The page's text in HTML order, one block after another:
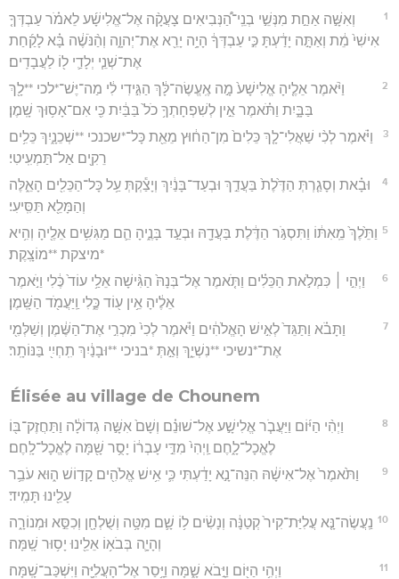
1
וְאִשָּׁ֣ה אַחַ֣ת מִנְּשֵׁ֣י בְנֵֽי־הַ֠נְּבִיאִים צָעֲקָ֨ה אֶל־אֱלִישָׁ֜ע לֵאמֹ֗ר עַבְדְּךָ֤
אִישִׁי֙ מֵ֔ת וְאַתָּ֣ה יָדַ֔עְתָּ כִּ֣י עַבְדְּךָ֔ הָיָ֥ה יָרֵ֖א אֶת־יְהוָ֑ה וְהַ֨נֹּשֶׁ֔ה בָּ֗א לָקַ֜חַת
אֶת־שְׁנֵ֧י יְלָדַ֛י ל֖וֹ לַעֲבָדִֽים׃
2
וַיֹּ֨אמֶר אֵלֶ֤יהָ אֱלִישָׁע֙ מָ֣ה אֶֽעֱשֶׂה־לָּ֔ךְ הַגִּ֣ידִי לִ֔י מַה־יֶּשׁ־*לכי **לָ֖ךְ
בַּבָּ֑יִת וַתֹּ֗אמֶר אֵ֣ין לְשִׁפְחָתְךָ֥ כֹל֙ בַּבַּ֔יִת כִּ֖י אִם־אָס֥וּךְ שָֽׁמֶן׃
3
וַיֹּ֗אמֶר לְכִ֨י שַׁאֲלִי־לָ֤ךְ כֵּלִים֙ מִן־הַח֔וּץ מֵאֵ֖ת כָּל־*שכנכי **שְׁכֵנָ֑יִךְ כֵּלִ֥ים
רֵקִ֖ים אַל־תַּמְעִֽיטִי׃
4
וּבָ֗את וְסָגַ֤רְתְּ הַדֶּ֙לֶת֙ בַּעֲדֵ֣ךְ וּבְעַד־בָּנַ֔יִךְ וְיָצַ֕קְתְּ עַ֥ל כָּל־הַכֵּלִ֖ים הָאֵ֑לֶּה
וְהַמָּלֵ֖א תַּסִּֽיעִי׃
5 וַתֵּ֙לֶךְ֙ מֵֽאִתּ֔וֹ וַתִּסְגֹּ֣ר הַדֶּ֔לֶת בַּעֲדָ֖הּ וּבְעַ֣ד בָּנֶ֑יהָ הֵ֛ם מַגִּשִׁ֥ים אֵלֶ֖יהָ וְהִ֥יא
*מיצקת **מוֹצָֽקֶת׃
6
וַיְהִ֣י ׀ כִּמְלֹ֣את הַכֵּלִ֗ים וַתֹּ֤אמֶר אֶל־בְּנָהּ֙ הַגִּ֨ישָׁה אֵלַ֥י עוֹד֙ כֶּ֔לִי וַיֹּ֣אמֶר
אֵלֶ֔יהָ אֵ֥ין ע֖וֹד כֶּ֑לִי וַֽיַּעֲמֹ֖ד הַשָּֽׁמֶן׃
7
וַתָּבֹ֗א וַתַּגֵּד֙ לְאִ֣ישׁ הָאֱלֹהִ֔ים וַיֹּ֗אמֶר לְכִי֙ מִכְרִ֣י אֶת־הַשֶּׁ֔מֶן וְשַׁלְּמִ֖י
אֶת־*נשיכי **נִשְׁיֵ֑ךְ וְאַ֣תְּ *בניכי **וּבָנַ֔יִךְ תִֽחְיִ֖י בַּנּוֹתָֽר׃
Élisée au village de Chounem
8
וַיְהִ֨י הַיּ֜וֹם וַיַּעֲבֹ֧ר אֱלִישָׁ֣ע אֶל־שׁוּנֵ֗ם וְשָׁם֙ אִשָּׁ֣ה גְדוֹלָ֔ה וַתַּחֲזֶק־בּ֖וֹ
לֶאֱכָל־לָ֑חֶם וַֽיְהִי֙ מִדֵּ֣י עָבְר֔וֹ יָסֻ֥ר שָׁ֖מָּה לֶאֱכָל־לָֽחֶם׃
9
וַתֹּ֙אמֶר֙ אֶל־אִישָׁ֔הּ הִנֵּה־נָ֣א יָדַ֔עְתִּי כִּ֛י אִ֥ישׁ אֱלֹהִ֖ים קָד֣וֹשׁ ה֑וּא עֹבֵ֥ר
עָלֵ֖ינוּ תָּמִֽיד׃
10 נַֽעֲשֶׂה־נָּ֤א עֲלִיַּת־קִיר֙ קְטַנָּ֔ה וְנָשִׂ֨ים ל֥וֹ שָׁ֛ם מִטָּ֥ה וְשֻׁלְחָ֖ן וְכִסֵּ֣א וּמְנוֹרָ֑ה
וְהָיָ֛ה בְּבֹא֥וֹ אֵלֵ֖ינוּ יָס֥וּר שָֽׁמָּה׃
11 וַיְהִ֥י הַיּ֖וֹם וַיָּ֣בֹא שָׁ֑מָּה וַיָּ֥סַר אֶל־הָעֲלִיָּ֖ה וַיִּשְׁכַּב־שָֽׁמָּה׃